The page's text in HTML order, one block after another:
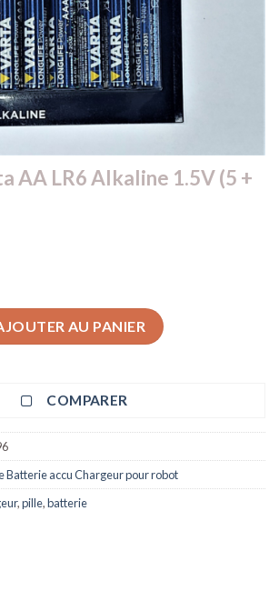
AA LR6 Alkaline 1.5V (5 +
Varta AA LR6 Alkaline 1.5V (5 + 1 gratuite)
AU PANIER
COMPARER
Batterie accu Chargeur pour robot
,pille,batterie